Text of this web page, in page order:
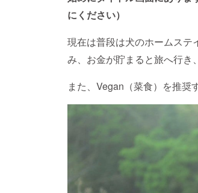
にください）
現在は普段は犬のホームステ
み、お金が貯まると旅へ行き
また、Vegan（菜食）を推奨